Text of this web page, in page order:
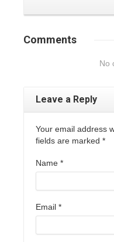
Comments
No
Leave a Reply
Your email address
fields are marked *
Name *
Email *